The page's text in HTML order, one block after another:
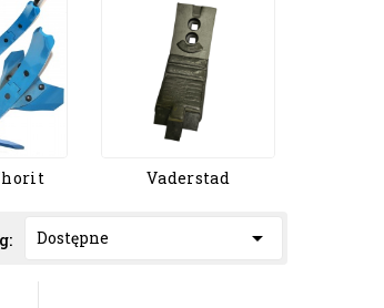
Vaderstad
Dostępne 